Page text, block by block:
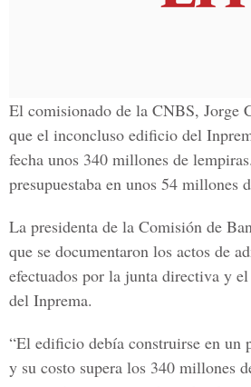
El comisionado de la CNBS, Jorge
que el inconcluso edificio del
fecha unos 340 millones de
presupuestaba en unos 54 millones
La presidenta de la Comisión de
que se documentaron los actos de
efectuados por la junta directiva y
del Inprema.
“El edificio debía construirse en un
y su costo supera los 340 millones